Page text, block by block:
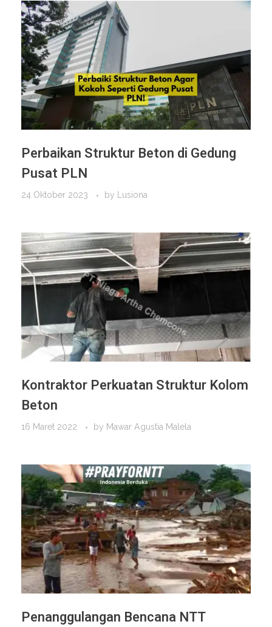
Perbaikan Struktur Beton di Gedung
Pusat PLN
24 Oktober 2023 by Lusiona
Kontraktor Perkuatan Struktur Kolom
Beton
16 Maret 2022 by Mawar Agustia Malela
Penanggulangan Bencana NTT